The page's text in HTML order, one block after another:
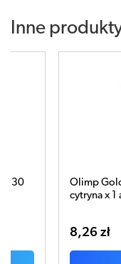
Inne
Gold-Vit C2000 Shot
x 1 ampułka 25ml